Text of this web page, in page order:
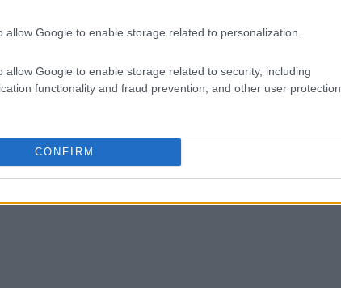
allow Google to enable storage related to personalization.
allow Google to enable storage related to security, including
functionality and fraud prevention, and other user protection.
CONFIRM
quantità di Bitcoin, rivestono un ruolo
loro tendenza ad accumulare o liquidare
influenzare significativamente il prezzo di
mostrato un chiaro orientamento verso una
di un ulteriore incremento del